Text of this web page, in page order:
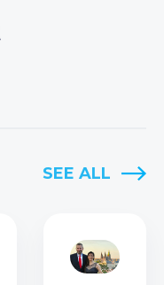
SEE ALL